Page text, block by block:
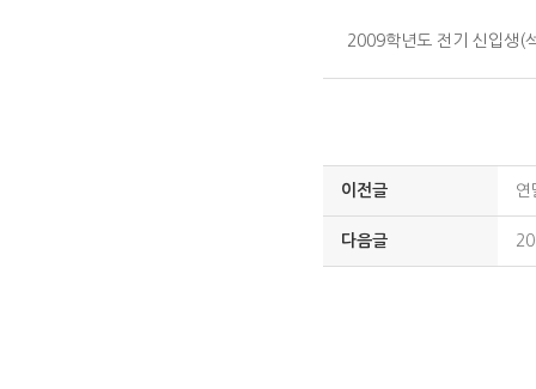
2009학년도 전기 신입생(
이전글 연
다음글